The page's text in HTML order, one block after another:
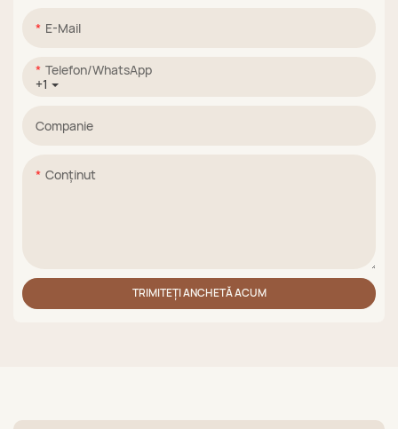
E-Mail
+1
Telefon/WhatsApp
Companie
Conţinut
TRIMITEȚI ANCHETĂ ACUM